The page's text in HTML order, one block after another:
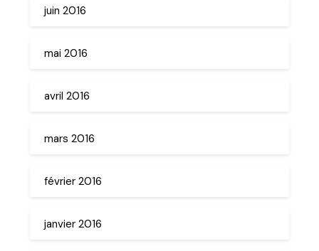
juin 2016
mai 2016
avril 2016
mars 2016
février 2016
janvier 2016